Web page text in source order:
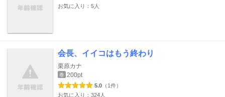
お気に入り：5人
会長、イイコはもう終わり
栗原カナ
巻 200pt
5.0 （1件）
お気に入り：324人